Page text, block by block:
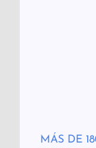
MÁS DE